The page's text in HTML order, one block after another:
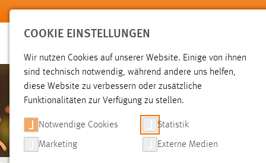
Zum Hauptinhalt springen
COOKIE EINSTELLUNGEN
Wir nutzen Cookies auf unserer Website. Einige von ihnen
sind technisch notwendig, während andere uns helfen,
diese Website zu verbessern oder zusätzliche
Funktionalitäten zur Verfügung zu stellen.
Notwendige Cookies Statistik
Marketing Externe Medien